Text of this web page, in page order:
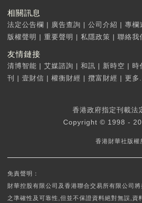
相關訊息
法定公告欄 | 廣告查詢 | 公司介紹 | 專欄
版權聲明 | 重要聲明 | 私隱政策 | 聯絡我
友情鏈接
清博智能 | 艾媒諮詢 | 和訊 | 新時空 | 時
刊
| 壹財信 | 權衡財經 | 攬富財經 | 更多
香港政府指定刊載法
Copyright © 1998 -
香港財華社版權
免責聲明：
財華控股有限公司及香港聯合交易所有限公司
之準確性及可靠性,但並不保證資料絕對無誤,資